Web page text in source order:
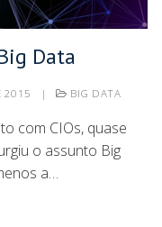
Data
2015 | BIG DATA
com CIOs, quase
o assunto Big
a…